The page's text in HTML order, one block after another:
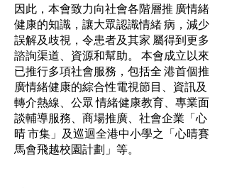
因此，本會致力向社會各階層推 廣情緒
健康的知識，讓大眾認識情緒 病，減少
誤解及歧視，令患者及其家 屬得到更多
諮詢渠道、資源和幫助。 本會成立以來
已推行多項社會服務，包括全 港首個推
廣情緒健康的綜合性電視節目、資訊及
轉介熱線、公眾 情緒健康教育、專業面
談輔導服務、商場推廣、社會企業「心
晴 市集」及巡迴全港中小學之「心晴賽
馬會飛越校園計劃」等。